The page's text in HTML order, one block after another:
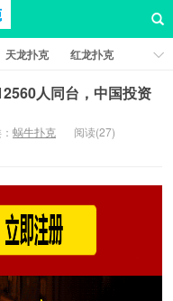
天龙扑克
红龙扑克
币扑克 人同台，中国投资
蜗牛扑克
阅读(27)